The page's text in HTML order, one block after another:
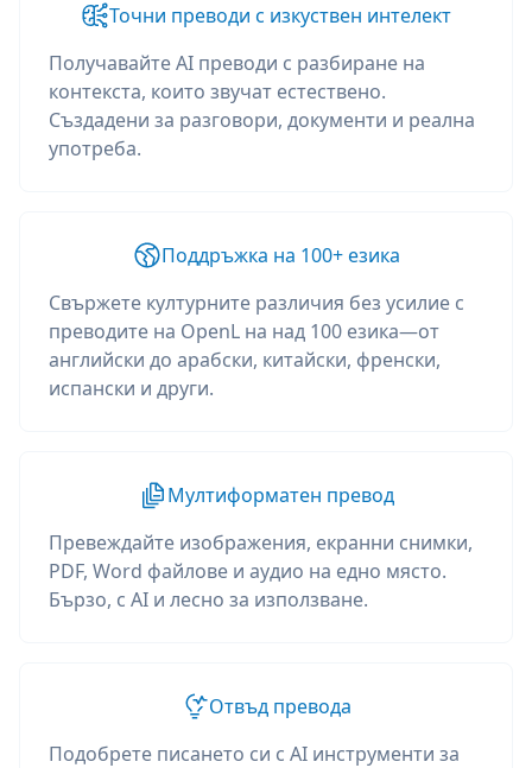
Точни преводи с изкуствен интелект
Получавайте AI преводи с разбиране на
контекста, които звучат естествено.
Създадени за разговори, документи и реална
употреба.
Поддръжка на 100+ езика
Свържете културните различия без усилие с
преводите на OpenL на над 100 езика—от
английски до арабски, китайски, френски,
испански и други.
Мултиформатен превод
Превеждайте изображения, екранни снимки,
PDF, Word файлове и аудио на едно място.
Бързо, с AI и лесно за използване.
Отвъд превода
Подобрете писането си с AI инструменти за